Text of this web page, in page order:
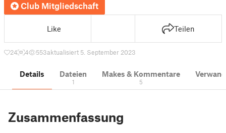
Club Mitgliedschaft
Like Teilen
24 4 553aktualisiert 5. September 2023
Details Dateien
1
Makes & Kommentare
5
Zusammenfassung